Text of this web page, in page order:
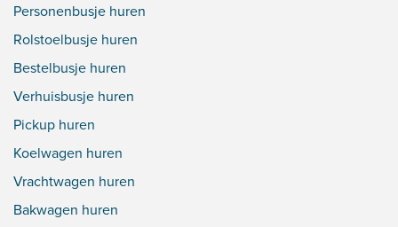
Personenbusje huren
Rolstoelbusje huren
Bestelbusje huren
Verhuisbusje huren
Pickup huren
Koelwagen huren
Vrachtwagen huren
Bakwagen huren